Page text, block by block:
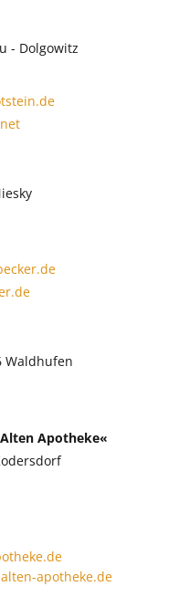
- Dolgowitz
Waldhufen
Apotheke«
apotheke.de